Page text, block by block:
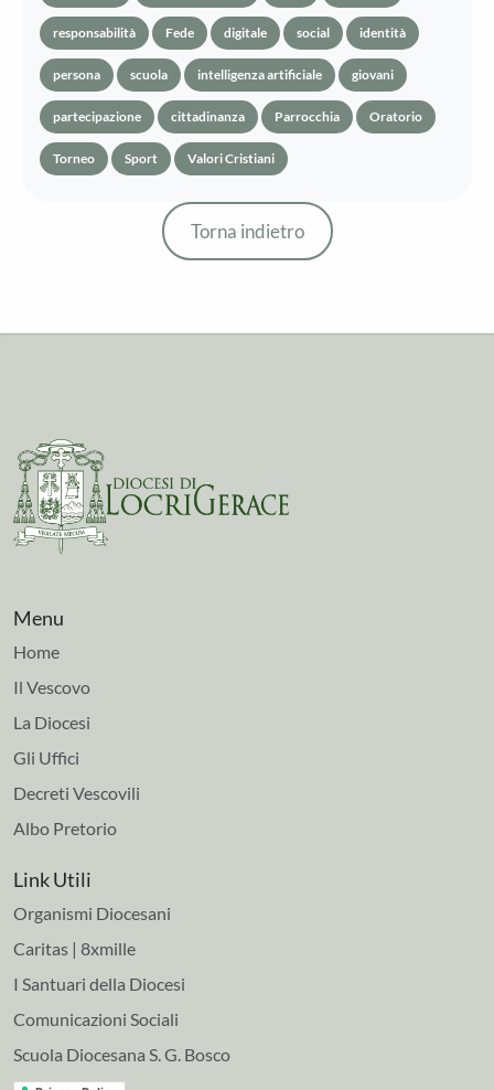
responsabilità Fede digitale social identità
persona scuola intelligenza artificiale giovani
partecipazione cittadinanza Parrocchia Oratorio
Torneo Sport Valori Cristiani
Torna indietro
Menu
Home
Il Vescovo
La Diocesi
Gli Uffici
Decreti Vescovili
Albo Pretorio
Link Utili
Organismi Diocesani
Caritas | 8xmille
I Santuari della Diocesi
Comunicazioni Sociali
Scuola Diocesana S. G. Bosco